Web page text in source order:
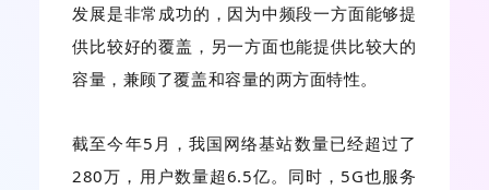
发展是非常成功的，因为中频段一方面能够提
供比较好的覆盖，另一方面也能提供比较大的
容量，兼顾了覆盖和容量的两方面特性。
截至今年5月，我国网络基站数量已经超过了
280万，用户数量超6.5亿。同时，5G也服务